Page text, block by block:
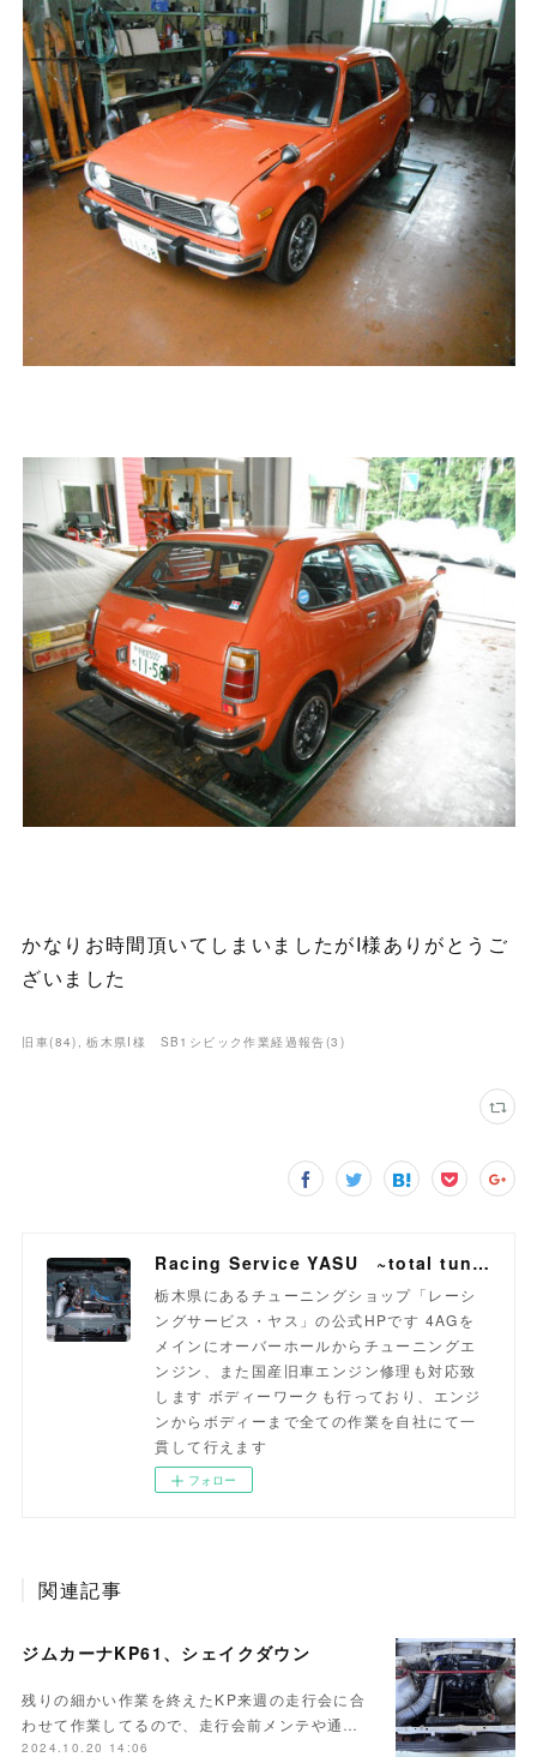
かなりお時間頂いてしまいましたがI様ありがとうご
ざいました
旧車(84) 栃木県I様 SB1シビック作業経過報告(3 )
Racing Service YASU ~total tuning proshop~
栃木県にあるチューニングショップ「レーシ
ングサービス・ヤス」の公式HPです 4AGを
メインにオーバーホールからチューニングエ
ンジン、また国産旧車エンジン修理も対応致
します ボディーワークも行っており、エンジ
ンからボディーまで全ての作業を自社にて一
貫して行えます
フォロー
関連記事
ジムカーナKP61、シェイクダウン
残りの細かい作業を終えたKP来週の走行会に合
わせて作業してるので、走行会前メンテや通…
2024.10.20 14:06